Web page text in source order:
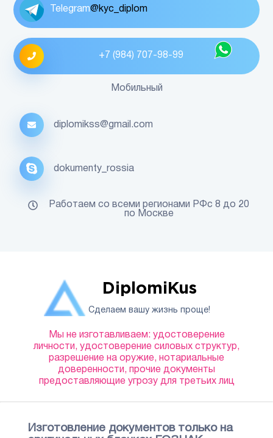
DiplomiKus
Сделаем вашу жизнь проще!
Мы не изготавливаем: удостоверение
личности, удостоверение силовых структур,
разрешение на оружие, нотариальные
доверенности, прочие документы
предоставляющие угрозу для третьих лиц
Изготовление документов только на
Telegram@kyc_diplom
+7 (984) 707-98-99
Мобильный
diplomikss@gmail.com
dokumenty_rossia
Работаем со всеми регионами РФс 8 до 20
по Москве